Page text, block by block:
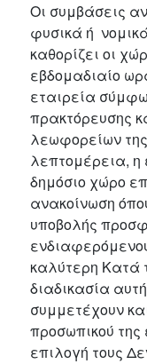
Οι συμβάσεις
φυσικά ή
καθορίζει οι
εβδομαδιαίο
εταιρεία
πρακτόρευσης
λεωφορείων
λεπτομέρεια,
δημόσιο χώρο
ανακοίνωση
υποβολής
καλύτερη Κατά
διαδικασία
συμμετέχουν
προσωπικού
επιλογή τους